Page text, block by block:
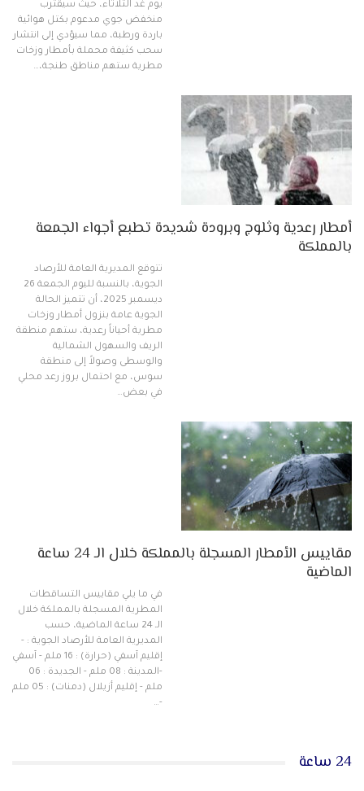
يوم غد الثلاثاء، حيث سيقترب
منخفض جوي مدعوم بكتل هوائية
باردة ورطبة، مما سيؤدي إلى انتشار
سحب كثيفة محملة بأمطار وزخات
مطرية ستهم مناطق طنجة،…
أمطار رعدية وثلوج وبرودة شديدة تطبع أجواء الجمعة
بالمملكة
تتوقع المديرية العامة للأرصاد
الجوية، بالنسبة لليوم الجمعة 26
ديسمبر 2025، أن تتميز الحالة
الجوية عامة بنزول أمطار وزخات
مطرية أحياناً رعدية، ستهم منطقة
الريف والسهول الشمالية
والوسطى وصولاً إلى منطقة
سوس، مع احتمال بروز رعد محلي
في بعض…
مقاييس الأمطار المسجلة بالمملكة خلال الـ 24 ساعة
الماضية
في ما يلي مقاييس التساقطات
المطرية المسجلة بالمملكة خلال
الـ 24 ساعة الماضية، حسب
المديرية العامة للأرصاد الجوية : -
إقليم آسفي (حرارة) : 16 ملم - آسفي
-المدينة : 08 ملم - الجديدة : 06
ملم - إقليم أزيلال (دمنات) : 05 ملم
-…
24 ساعة